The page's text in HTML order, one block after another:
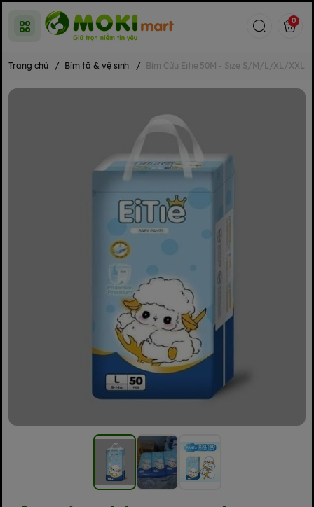
0
Trang chủ / Bỉm tã & vệ sinh / Bỉm Cừu Eitie 50M - Size S/M/L/XL/XXL